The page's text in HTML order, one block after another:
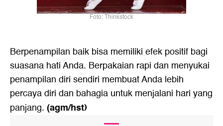
Foto: Thinkstock
Berpenampilan baik bisa memiliki efek positif bagi
suasana hati Anda. Berpakaian rapi dan menyukai
penampilan diri sendiri membuat Anda lebih
percaya diri dan bahagia untuk menjalani hari yang
panjang. (agm/hst)